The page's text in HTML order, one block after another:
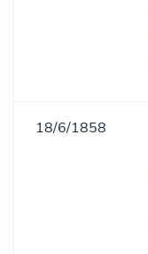
18/6/1858